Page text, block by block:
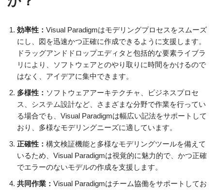
効率性： Visual Paradigmはモデリングプロセスをスムーズ
にし、図を迅速かつ正確に作成できるように支援します。
ドラッグアンドドロップエディタと包括的な要素ライブラ
リにより、ソフトウェアとのやり取りに時間をかけるので
はなく、アイデアに集中できます。
多様性： ソフトウェアアーキテクチャ、ビジネスプロセ
ス、システム設計など、さまざまな分野で作業を行ってい
る場合でも、Visual Paradigmは幅広い記法をサポートして
おり、多様なモデリングニーズに適しています。
正確性： 構文検証機能と多様なモデリングツールを備えて
いるため、Visual Paradigmは視覚的に魅力的で、かつ正確
でエラーのないモデルの作成を支援します。
共同作業： Visual Paradigmはチーム協働をサポートしてお